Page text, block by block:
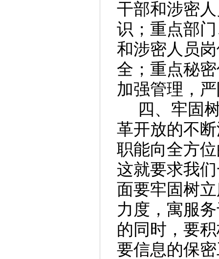
干部和涉密
识；重点部
和涉密人员
全；重点秘
加强管理，
四、 牢固
革开放的不
职能向全方
这就要求我
面要牢固树
力度，寓服
的同时，要
要信息的保